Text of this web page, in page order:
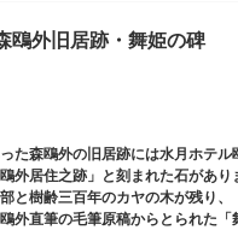
鴎外旧居跡・舞姫の碑
た森鴎外の旧居跡には水月ホテル
外居住之跡」と刻まれた石があり
と樹齢三百年のカヤの木が残り、
外直筆の毛筆原稿からとられた「